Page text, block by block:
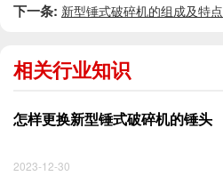
下一条: 新型锤式破碎机的组成及特点
相关行业知识
怎样更换新型锤式破碎机的锤头
2023-12-30